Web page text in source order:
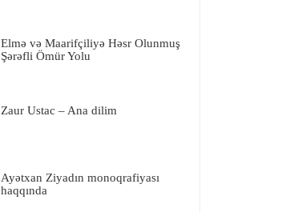
Elmə və Maarifçiliyə Həsr Olunmuş
Şərəfli Ömür Yolu
Zaur Ustac – Ana dilim
Ayətxan Ziyadın monoqrafiyası
haqqında